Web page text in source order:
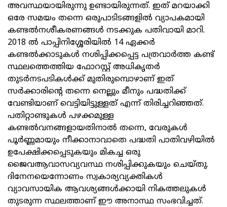
അവസ്ഥയായിരുന്നു ഉണ്ടായിരുന്നത്. ഇത് മറയാക്കി
ഒരേ സമയം തന്നെ ഒരുപാടിടങ്ങളില്‍ വ്യാപകമായി
കണ്ടല്‍നശീകരണങ്ങള്‍ നടക്കുക പതിവായി മാറി.
2018 ല്‍ പാപ്പിനിശ്ശേരിയില്‍ 14 ഏക്കര്‍
കണ്ടല്‍ക്കാടുകള്‍ നശിപ്പിക്കപ്പെട്ട പത്രവാര്‍ത്ത കണ്ട്
സ്ഥലത്തെത്തിയ ഫോറസ്റ്റ് അധികൃതര്‍
തുടര്‍നടപടികള്‍ക്ക് മുതിരുമ്പൊഴാണ് ഇത്
സര്‍ക്കാരിന്റെ തന്നെ നെല്ലും മീനും പദ്ധതിക്ക്
വേണ്ടിയാണ് വെട്ടിയിട്ടുള്ളത് എന്ന് തിരിച്ചറിഞ്ഞത്.
പതിറ്റാണ്ടുകള്‍ പഴക്കമുള്ള
കണ്ടല്‍വനങ്ങളായതിനാല്‍ തന്നെ, വേരുകള്‍
പൂര്‍ണ്ണമായും നീക്കാനാവാതെ പദ്ധതി പാതിവഴിയില്‍
ഉപേക്ഷിക്കപ്പെടുകയും മികച്ച ഒരു
ജൈവആവാസവ്യവസ്ഥ നശിപ്പിക്കുകയും ചെയ്തു.
ദിനേനയെന്നോണം സ്വകാര്യവ്യക്തികള്‍
വ്യാവസായിക ആവശ്യങ്ങള്‍ക്കായി നികത്തലുകള്‍
തുടരുന്ന സ്ഥലത്താണ് ഈ അനാസ്ഥ സംഭവിച്ചത്.